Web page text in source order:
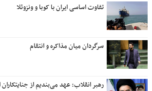
تفاوت اساسی ایران با کوبا و ونزوئلا
سرگردان میان مذاکره و انتقام
رهبر انقلاب: عهد می‌بندیم از جنایتکاران